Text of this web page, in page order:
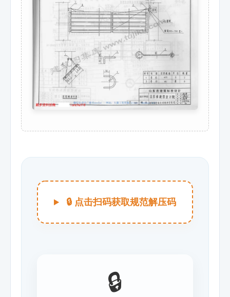
🔒 点击扫码获取规范解压码
🔒